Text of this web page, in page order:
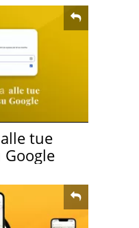
tue